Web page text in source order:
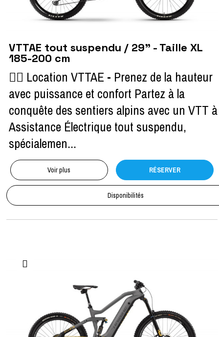
VTTAE tout suspendu / 29" - Taille XL
185-200 cm
🚵‍♂️ Location VTTAE - Prenez de la hauteur
avec puissance et confort Partez à la
conquête des sentiers alpins avec un VTT à
Assistance Électrique tout suspendu,
spécialemen...
Voir plus RÉSERVER
Disponibilités